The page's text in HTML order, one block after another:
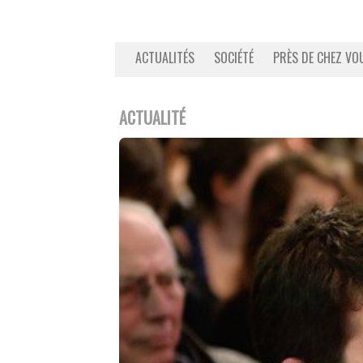
ACTUALITÉS SOCIÉTÉ PRÈS DE CHEZ
ACTUALITÉ